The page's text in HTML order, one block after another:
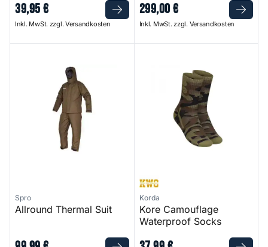
39,95€
Inkl. MwSt. zzgl. Versandkosten
299,00€
Inkl. MwSt. zzgl. Versandkosten
Spro
Allround Thermal Suit
Korda
Kore Camouflage
Waterproof Socks